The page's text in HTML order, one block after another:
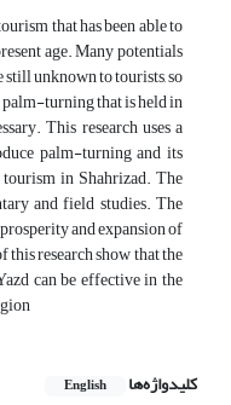
that has been able to
age. Many potentials
unknown to tourists, so
turning that is held in
This research uses a
palm-turning and its
in Shahrizad. The
and field studies. The
and expansion of
research show that the
can be effective in the
کلیدواژه‌ها English